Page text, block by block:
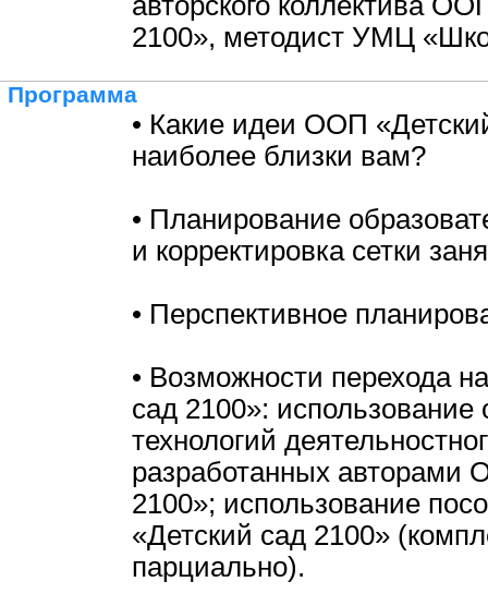
2100», методист УМЦ
Программа
• Какие идеи ООП
наиболее близки вам?
• Планирование
и корректировка сетки
• Перспективное
• Возможности перехода
сад 2100»: использование
технологий
разработанных авторами
2100»; использование
«Детский сад 2100»
парциально).